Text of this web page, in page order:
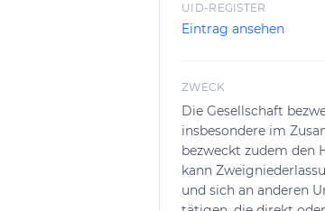
UID-REGISTER
Eintrag ansehen
ZWECK
Die Gesellschaft
insbesondere im
bezweckt zudem den
kann
und sich an anderen